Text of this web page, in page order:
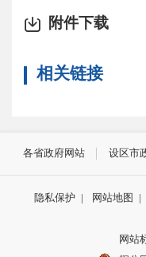
附件下载
相关链接
各省政府网站 设区市
隐私保护 | 网站地图 |
网站